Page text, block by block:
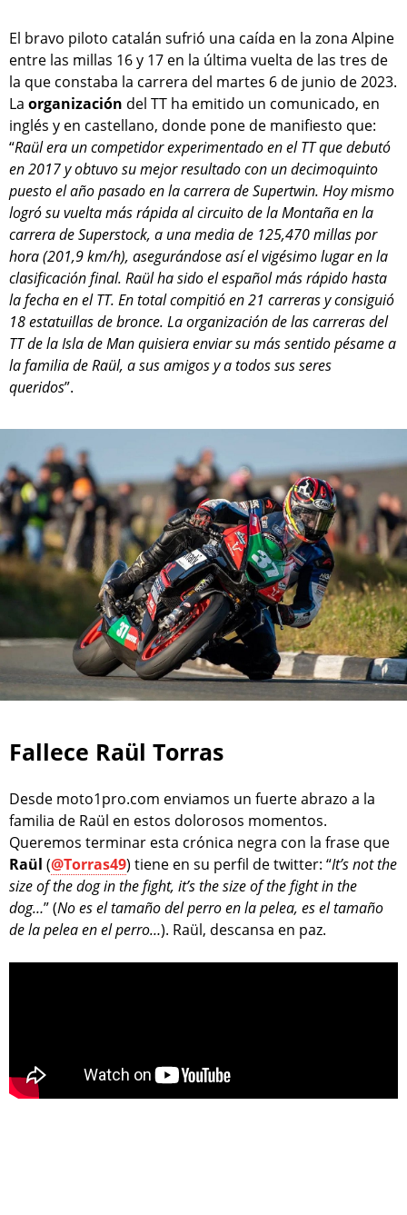
El bravo piloto catalán sufrió una caída en la zona Alpine
entre las millas 16 y 17 en la última vuelta de las tres de
la que constaba la carrera del martes 6 de junio de 2023.
La organización del TT ha emitido un comunicado, en
inglés y en castellano, donde pone de manifiesto que:
“Raül era un competidor experimentado en el TT que debutó
en 2017 y obtuvo su mejor resultado con un decimoquinto
puesto el año pasado en la carrera de Supertwin. Hoy mismo
logró su vuelta más rápida al circuito de la Montaña en la
carrera de Superstock, a una media de 125,470 millas por
hora (201,9 km/h), asegurándose así el vigésimo lugar en la
clasificación final. Raül ha sido el español más rápido hasta
la fecha en el TT. En total compitió en 21 carreras y consiguió
18 estatuillas de bronce. La organización de las carreras del
TT de la Isla de Man quisiera enviar su más sentido pésame a
la familia de Raül, a sus amigos y a todos sus seres
queridos”.
Fallece Raül Torras
Desde moto1pro.com enviamos un fuerte abrazo a la
familia de Raül en estos dolorosos momentos.
Queremos terminar esta crónica negra con la frase que
Raül (@Torras49) tiene en su perfil de twitter: “It’s not the
size of the dog in the fight, it’s the size of the fight in the
dog…” (No es el tamaño del perro en la pelea, es el tamaño
de la pelea en el perro…). Raül, descansa en paz.